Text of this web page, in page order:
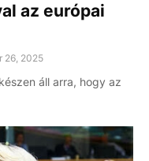
az európai
26, 2025
áll arra, hogy az